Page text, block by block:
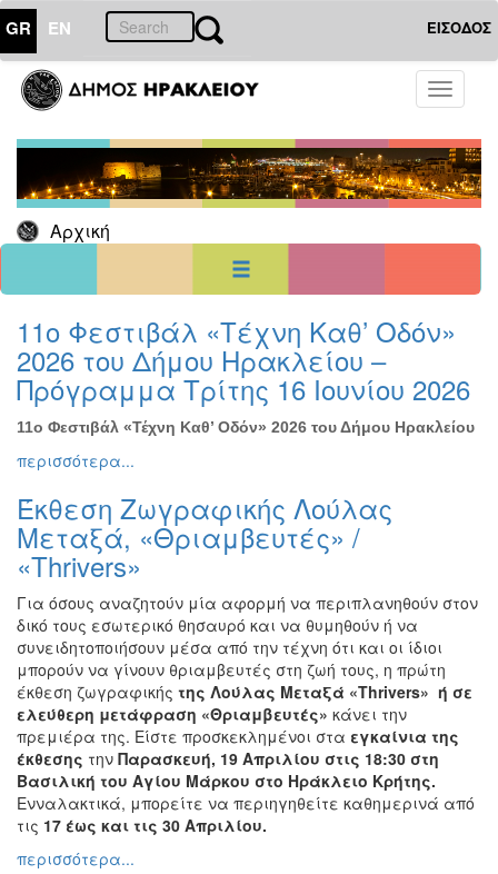
GR EN ΕΙΣΟΔΟΣ
Toggle
Αρχική
23Απρίλιος
2024
Τρι Τετ Πεμ Παρ Σαβ
1 2 3 4 5
6
7
14
15 16 17 18 19
20
27
ΗΜΕΡΟΛΟΓΙΟ
ΕΚΔΗΛΩΣΕΩΝ
Χριστούγεννα
-
Πρωτοχρονιά
Ζωγραφική
Φωτογραφία
Τραγούδι
Μουσική
Κινηματογράφος
Χορός
Θέατρο
Παζάρι
Ειδών
Συνέδρια
Ημερίδες
-
11ο Φεστιβάλ «Τέχνη Καθ’ Οδόν»
2026 του Δήμου Ηρακλείου –
Πρόγραμμα Τρίτης 16 Ιουνίου 2026
11ο Φεστιβάλ «Τέχνη Καθ’ Οδόν» 2026 του Δήμου Ηρακλείου
περισσότερα...
Έκθεση Ζωγραφικής Λούλας
Μεταξά, «Θριαμβευτές» /
«Thrivers»
Για όσους αναζητούν μία αφορμή να περιπλανηθούν στον
δικό τους εσωτερικό θησαυρό και να θυμηθούν ή να
συνειδητοποιήσουν μέσα από την τέχνη ότι και οι ίδιοι
μπορούν να γίνουν θριαμβευτές στη ζωή τους, η πρώτη
έκθεση ζωγραφικής της Λούλας Μεταξά «Thrivers» ή σε
ελεύθερη μετάφραση «Θριαμβευτές» κάνει την
πρεμιέρα της. Είστε προσκεκλημένοι στα εγκαίνια της
έκθεσης την Παρασκευή, 19 Απριλίου στις 18:30 στη
Βασιλική του Αγίου Μάρκου στο Ηράκλειο Κρήτης.
Ενναλακτικά, μπορείτε να περιηγηθείτε καθημερινά από
τις 17 έως και τις 30 Απριλίου.
περισσότερα...